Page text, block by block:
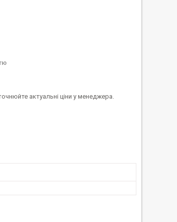
актуальні ціни у менеджера.